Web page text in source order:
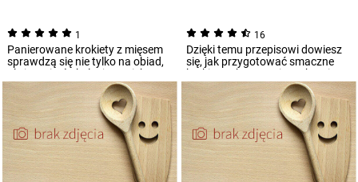
1
Panierowane krokiety z mięsem
sprawdzą się nie tylko na obiad,
ale i na ciepłą kolację. Do ich pr...
16
Dzięki temu przepisowi dowiesz
się, jak przygotować smaczne
krokiety z kapustą i grzybami,
które...